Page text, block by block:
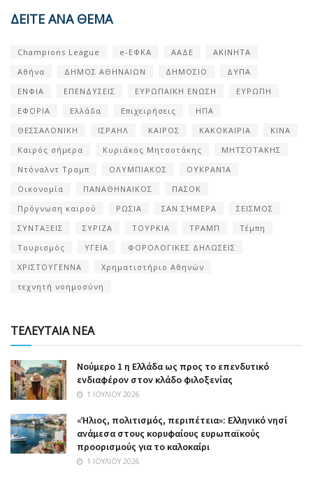
ΔΕΙΤΕ ΑΝΑ ΘΕΜΑ
Champions League e-ΕΦΚΑ ΑΑΔΕ
ΑΚΙΝΗΤΑ
Αθήνα
ΔΗΜΟΣ ΑΘΗΝΑΙΩΝ ΔΗΜΟΣΙΟ
ΔΥΠΑ
ΕΝΦΙΑ
ΕΠΕΝΔΥΣΕΙΣ ΕΥΡΩΠΑΪΚΗ ΕΝΩΣΗ
ΕΥΡΩΠΗ
ΕΦΟΡΙΑ
Ελλάδα Επιχειρήσεις
ΗΠΑ
ΘΕΣΣΑΛΟΝΙΚΗ
ΙΣΡΑΗΛ ΚΑΙΡΟΣ ΚΑΚΟΚΑΙΡΙΑ
ΚΙΝΑ
Καιρός σήμερα
Κυριάκος Μητσοτάκης
ΜΗΤΣΟΤΑΚΗΣ
Ντόναλντ Τραμπ
ΟΛΥΜΠΙΑΚΟΣ
ΟΥΚΡΑΝΊΑ
Οικονομία
ΠΑΝΑΘΗΝΑΙΚΟΣ
ΠΑΣΟΚ
Πρόγνωση καιρού
ΡΩΣΙΑ ΣΑΝ ΣΉΜΕΡΑ
ΣΕΙΣΜΟΣ
ΣΥΝΤΑΞΕΙΣ
ΣΥΡΙΖΑ ΤΟΥΡΚΙΑ ΤΡΑΜΠ
Τέμπη
Τουρισμός
ΥΓΕΙΑ
ΦΟΡΟΛΟΓΙΚΕΣ ΔΗΛΩΣΕΙΣ
ΧΡΙΣΤΟΥΓΕΝΝΑ
Χρηματιστήριο Αθηνών
τεχνητή νοημοσύνη
ΤΕΛΕΥΤΑΙΑ ΝΕΑ
Nούμερο 1 η Ελλάδα ως προς το επενδυτικό
ενδιαφέρον στον κλάδο φιλοξενίας
1 ΙΟΥΛΊΟΥ 2026
«Ήλιος, πολιτισμός, περιπέτεια»: Ελληνικό νησί
ανάμεσα στους κορυφαίους ευρωπαϊκούς
προορισμούς για το καλοκαίρι
1 ΙΟΥΛΊΟΥ 2026